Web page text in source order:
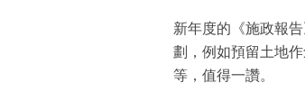
新年度的《施政報
劃，例如預留土地
等，值得一讚。